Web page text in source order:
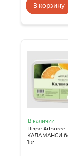
В корзину
В наличии
Пюре Artpuree
КАЛАМАНСИ
1кг